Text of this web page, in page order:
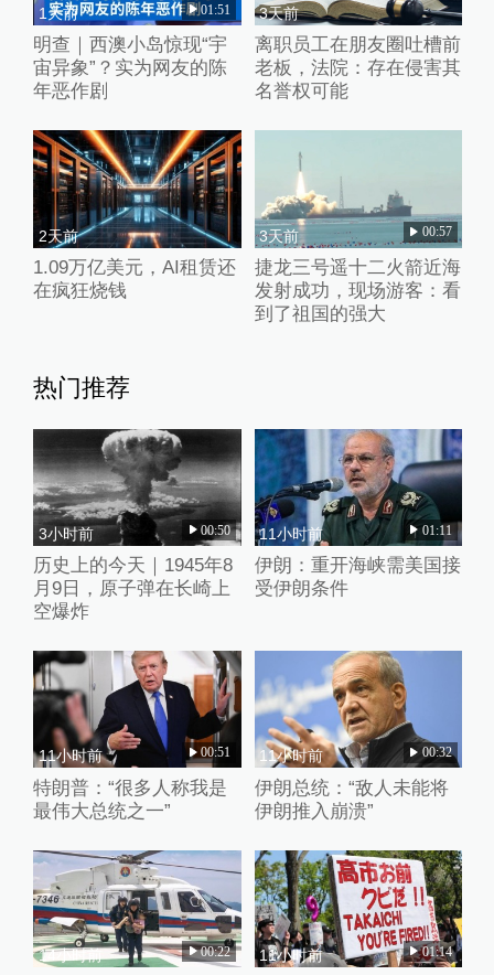
1天前 01:51
明查｜西澳小岛惊现“宇
宙异象”？实为网友的陈
年恶作剧
3天前
离职员工在朋友圈吐槽前
老板，法院：存在侵害其
名誉权可能
2天前
1.09万亿美元，AI租赁还
在疯狂烧钱
3天前 00:57
捷龙三号遥十二火箭近海
发射成功，现场游客：看
到了祖国的强大
热门推荐
3小时前 00:50
历史上的今天｜1945年8
月9日，原子弹在长崎上
空爆炸
11小时前 01:11
伊朗：重开海峡需美国接
受伊朗条件
11小时前 00:51
特朗普：“很多人称我是
最伟大总统之一”
11小时前 00:32
伊朗总统：“敌人未能将
伊朗推入崩溃”
14小时前 00:22 11小时前 01:14